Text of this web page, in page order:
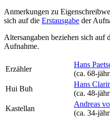
Anmerkungen zu
sich auf die Erstausgabe der
Altersangaben beziehen sich auf
Aufnahme.
Erzähler
Hans
(ca.
Hui Buh
Hans
(ca.
Kastellan
Andreas
(ca.